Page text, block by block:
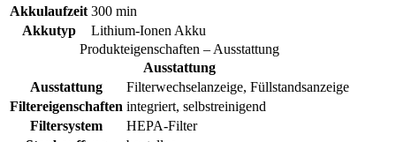
Akkulaufzeit 300 min
Akkutyp
Lithium-Ionen Akku
Produkteigenschaften – Ausstattung
Ausstattung
Ausstattung
Filterwechselanzeige, Füllstandsanzeige
Filtereigenschaften integriert, selbstreinigend
Filtersystem
HEPA-Filter